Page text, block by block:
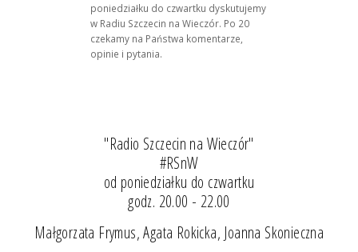
poniedziałku do czwartku dyskutujemy
w Radiu Szczecin na Wieczór. Po 20
czekamy na Państwa komentarze,
opinie i pytania.
"Radio Szczecin na Wieczór"
#RSnW
od poniedziałku do czwartku
godz. 20.00 - 22.00
Małgorzata Frymus, Agata Rokicka, Joanna Skonieczna